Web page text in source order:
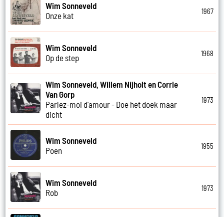
Wim Sonneveld
Onze kat
1967
Wim Sonneveld
Op de step
1968
Wim Sonneveld, Willem Nijholt en Corrie
Van Gorp
Parlez-moi d'amour - Doe het doek maar
dicht
1973
Wim Sonneveld
Poen
1955
Wim Sonneveld
Rob
1973